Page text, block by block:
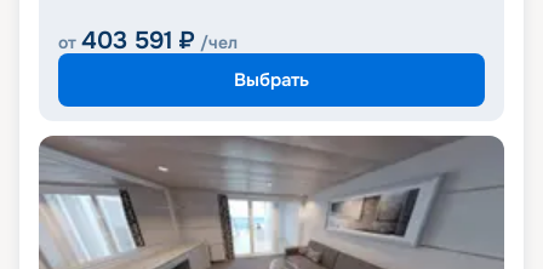
от 403 591 ₽ /чел
Выбрать